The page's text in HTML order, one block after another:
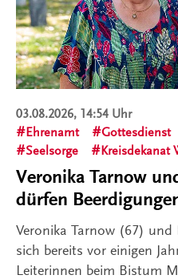
03.08.2026, 14:54 Uhr
Ehrenamt
Gottesdienst
Seelsorge
Kreisdekanat
Veronika Tarnow
dürfen
Veronika Tarnow (67)
sich bereits vor einigen
Leiterinnen beim Bistum